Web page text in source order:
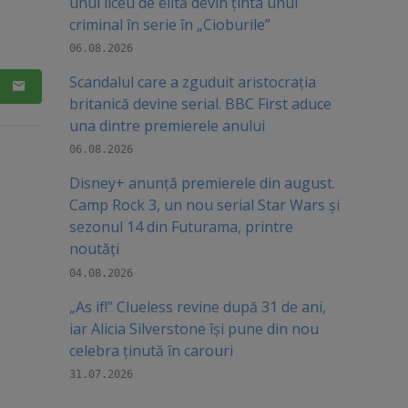
criminal în serie în „Cioburile”
06.08.2026
Scandalul care a zguduit aristocrația
britanică devine serial. BBC First aduce
una dintre premierele anului
06.08.2026
Disney+ anunță premierele din august.
Camp Rock 3, un nou serial Star Wars și
sezonul 14 din Futurama, printre
noutăți
04.08.2026
„As if!” Clueless revine după 31 de ani,
iar Alicia Silverstone își pune din nou
celebra ținută în carouri
31.07.2026